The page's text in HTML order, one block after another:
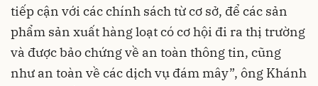
tiếp cận với các chính sách từ cơ sở, để các sản
phẩm sản xuất hàng loạt có cơ hội đi ra thị trường
và được bảo chứng về an toàn thông tin, cũng
như an toàn về các dịch vụ đám mây”, ông Khánh